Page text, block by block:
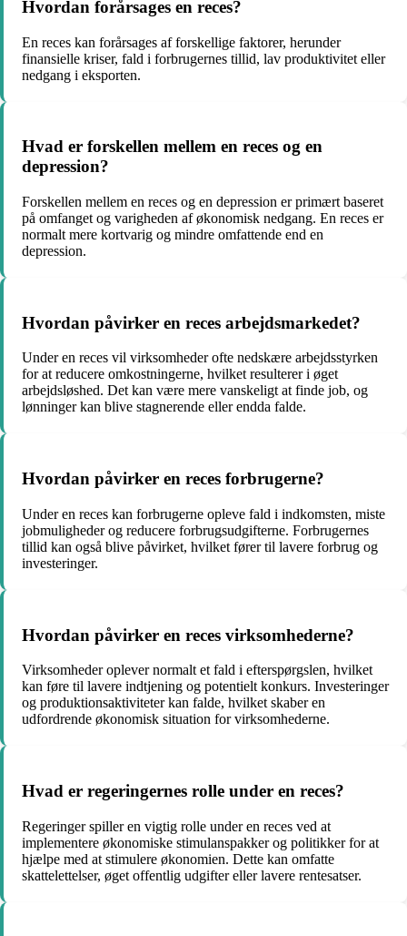
Hvordan forårsages en reces?
En reces kan forårsages af forskellige faktorer, herunder
finansielle kriser, fald i forbrugernes tillid, lav produktivitet eller
nedgang i eksporten.
Hvad er forskellen mellem en reces og en
depression?
Forskellen mellem en reces og en depression er primært baseret
på omfanget og varigheden af økonomisk nedgang. En reces er
normalt mere kortvarig og mindre omfattende end en
depression.
Hvordan påvirker en reces arbejdsmarkedet?
Under en reces vil virksomheder ofte nedskære arbejdsstyrken
for at reducere omkostningerne, hvilket resulterer i øget
arbejdsløshed. Det kan være mere vanskeligt at finde job, og
lønninger kan blive stagnerende eller endda falde.
Hvordan påvirker en reces forbrugerne?
Under en reces kan forbrugerne opleve fald i indkomsten, miste
jobmuligheder og reducere forbrugsudgifterne. Forbrugernes
tillid kan også blive påvirket, hvilket fører til lavere forbrug og
investeringer.
Hvordan påvirker en reces virksomhederne?
Virksomheder oplever normalt et fald i efterspørgslen, hvilket
kan føre til lavere indtjening og potentielt konkurs. Investeringer
og produktionsaktiviteter kan falde, hvilket skaber en
udfordrende økonomisk situation for virksomhederne.
Hvad er regeringernes rolle under en reces?
Regeringer spiller en vigtig rolle under en reces ved at
implementere økonomiske stimulanspakker og politikker for at
hjælpe med at stimulere økonomien. Dette kan omfatte
skattelettelser, øget offentlig udgifter eller lavere rentesatser.